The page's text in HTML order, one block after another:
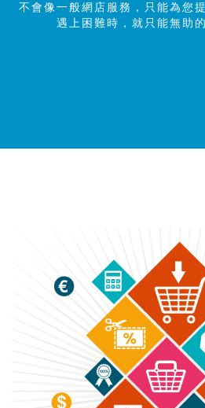
不會像一般網店服務，只能為您
遇上困難時，就只能無助